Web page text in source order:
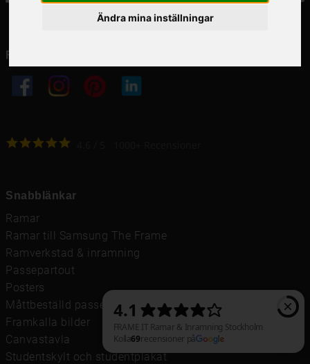
Ändra mina inställningar
Följ oss i dina kanaler
Snabblänkar
Ramar
Ramar till Samsung The Frame
Ramverkstad & inramning
Passepartout
Posters
Måttbeställd passepartout
Framkalla bilder
Canvastavla
Studentskylt och studentplakat